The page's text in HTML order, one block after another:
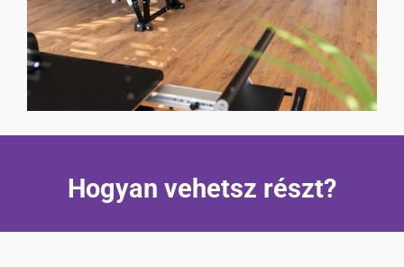
Hogyan vehetsz részt?